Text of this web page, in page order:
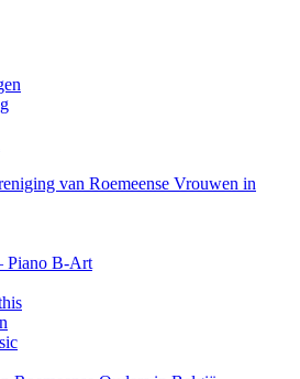
van Roemeense Vrouwen in
Piano B-Art